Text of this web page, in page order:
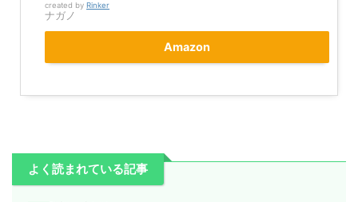
created by Rinker
ナガノ
Amazon
よく読まれている記事